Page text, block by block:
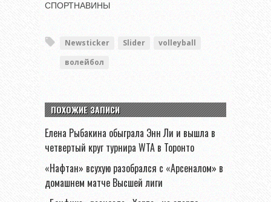
СПОРТНАВИНЫ
Newsticker Slider
volleyball
волейбол
ПОХОЖИЕ ЗАПИСИ
Елена Рыбакина обыграла Энн Ли и вышла в
четвертый круг турнира WTA в Торонто
«Нафтан» всухую разобрался с «Арсеналом» в
домашнем матче Высшей лиги